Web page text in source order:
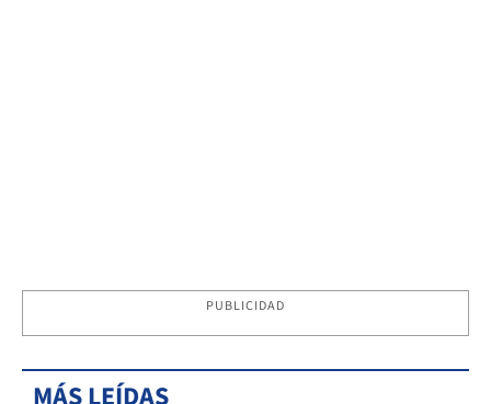
PUBLICIDAD